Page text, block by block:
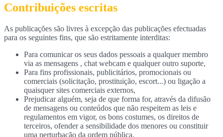
Contribuições escritas
As publicações são livres à excepção das publicações efectuadas
para os seguintes fins, que são estritamente interditas:
Para comunicar os seus dados pessoais a qualquer membro
via as mensagens , chat webcam e qualquer outro suporte,
Para fins profissionais, publicitários, promocionais ou
comerciais (solicitação, prostituição, escort...) ou ligação a
quaisquer sites comerciais externos,
Prejudicar alguém, seja de que forma for, através da difusão
de mensagens ou conteúdos que não respeitem as leis e
regulamentos em vigor, os bons costumes, os direitos de
terceiros, ofender a sensibilidade dos menores ou constituir
uma perturbação da ordem pública.